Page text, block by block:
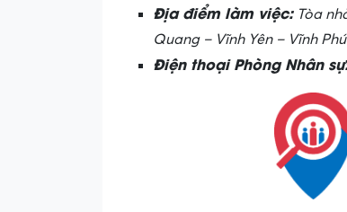
Địa điểm làm việc:Tòa
Quang – Vĩnh Yên – Vĩnh
Điện thoại Phòng Nhân